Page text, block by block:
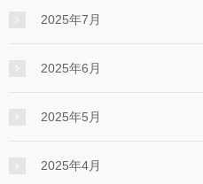
2025年7月
2025年6月
2025年5月
2025年4月